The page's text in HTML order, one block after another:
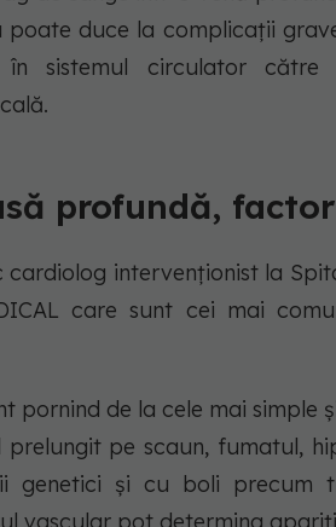
poate duce la complicații
sistemul circulator către
profundă,
cardiolog intervenționist la
care sunt cei mai
pornind de la cele mai simple
pe scaun, fumatul,
genetici și cu boli precum
vascular pot determina